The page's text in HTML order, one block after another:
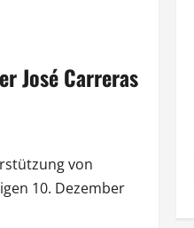
José Carreras
von
10. Dezember